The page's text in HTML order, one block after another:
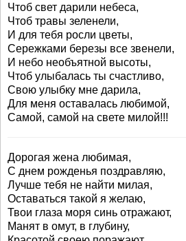
Чтоб свет дарили небеса,
Чтоб травы зеленели,
И для тебя росли цветы,
Сережками березы все звенели,
И небо необъятной высоты,
Чтоб улыбалась ты счастливо,
Свою улыбку мне дарила,
Для меня оставалась любимой,
Самой, самой на свете милой!!!
Дорогая жена любимая,
С днем рожденья поздравляю,
Лучше тебя не найти милая,
Оставаться такой я желаю,
Твои глаза моря синь отражают,
Манят в омут, в глубину,